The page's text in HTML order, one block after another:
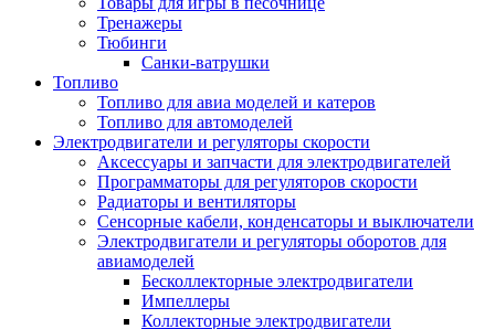
Тренажеры
Тюбинги
Санки-ватрушки
Топливо
Топливо для авиа моделей и катеров
Топливо для автомоделей
Электродвигатели и регуляторы скорости
Аксессуары и запчасти для электродвигателей
Программаторы для регуляторов скорости
Радиаторы и вентиляторы
Сенсорные кабели, конденсаторы и выключатели
Электродвигатели и регуляторы оборотов для
авиамоделей
Бесколлекторные электродвигатели
Импеллеры
Коллекторные электродвигатели